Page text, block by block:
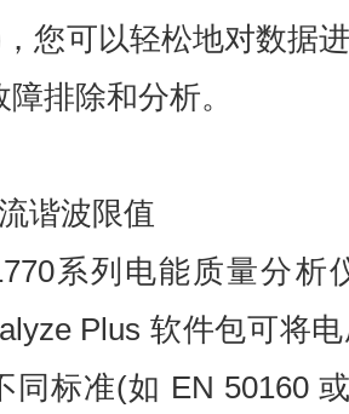
您可以轻松地对数据
排除和分析。
谐波限值
系列电能质量分析
Plus 软件包可将
同标准(如 EN 50160